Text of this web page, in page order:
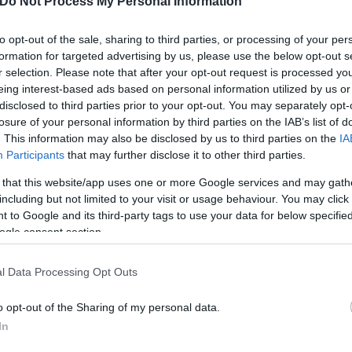
opt-out of the sale, sharing to third parties, or processing of your
for targeted advertising by us, please use the below opt-out
selection. Please note that after your opt-out request is processed
interest-based ads based on personal information utilized by us
to third parties prior to your opt-out. You may separately
of your personal information by third parties on the IAB’s list of
This information may also be disclosed by us to third parties on the
Participants that may further disclose it to other third parties.
that this website/app uses one or more Google services and may
but not limited to your visit or usage behaviour. You may
to Google and its third-party tags to use your data for below
consent section.
Data Processing Opt Outs
opt-out of the Sharing of my personal data.
Γκος) δεν βοηθούν για να βρεθούν η
θα είναι διαθέσιμος για τον αποψινό αγώνα και
αυτή τη φορά από την Μπαρτσελόνα, στον πρώτο